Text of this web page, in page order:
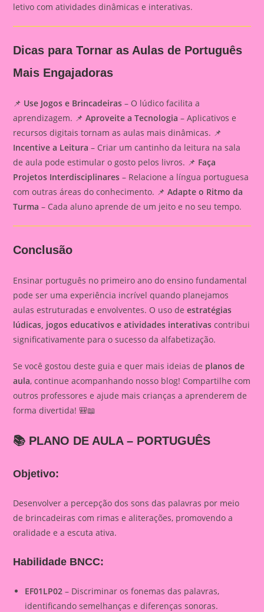
letivo com atividades dinâmicas e interativas.
Dicas para Tornar as Aulas de Português
Mais Engajadoras
📌 Use Jogos e Brincadeiras – O lúdico facilita a
aprendizagem. 📌Aproveite a Tecnologia – Aplicativos e
recursos digitais tornam as aulas mais dinâmicas. 📌
Incentive a Leitura – Criar um cantinho da leitura na sala
de aula pode estimular o gosto pelos livros. 📌 Faça
Projetos Interdisciplinares – Relacione a língua portuguesa
com outras áreas do conhecimento. 📌Adapte o Ritmo da
Turma – Cada aluno aprende de um jeito e no seu tempo.
Conclusão
Ensinar português no primeiro ano do ensino fundamental
pode ser uma experiência incrível quando planejamos
aulas estruturadas e envolventes. O uso deestratégias
lúdicas, jogos educativos e atividades interativas contribui
significativamente para o sucesso da alfabetização.
Se você gostou deste guia e quer mais ideias de planos de
aula, continue acompanhando nosso blog! Compartilhe com
outros professores e ajude mais crianças a aprenderem de
forma divertida! 🎒📖
📚 PLANO DE AULA – PORTUGUÊS
Objetivo:
Desenvolver a percepção dos sons das palavras por meio
de brincadeiras com rimas e aliterações, promovendo a
oralidade e a escuta ativa.
Habilidade BNCC:
EF01LP02 – Discriminar os fonemas das palavras,
identificando semelhanças e diferenças sonoras.